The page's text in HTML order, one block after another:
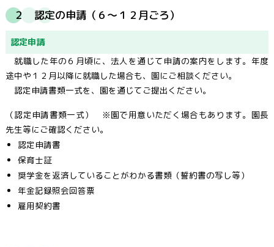
２ 認定の申請（６～１２月ごろ）
認定申請
就職した年の６月頃に、法人を通じて申請の案内をします。年度
途中や１２月以降に就職した場合も、園にご相談ください。
認定申請書類一式を、園を通じてご提出ください。
（認定申請書類一式） ※園で用意いただく場合もあります。園長
先生等にご確認ください。
認定申請書
保育士証
奨学金を返済していることがわかる書類（誓約書の写し等）
年金記録照会回答票
雇用契約書